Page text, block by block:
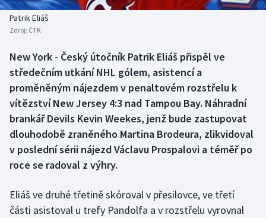
Basketbal
Biatlon
Boby a skeleton
Box
Curling
Dostihy
Futsal
Historické návraty
Aplikace ČT sport
AZ kvíz
Patrik Eliáš
Zdroj: ČTK
New York - Český útočník Patrik Eliáš přispěl ve
středečním utkání NHL gólem, asistencí a
proměněným nájezdem v penaltovém rozstřelu k
vítězství New Jersey 4:3 nad Tampou Bay. Náhradní
brankář Devils Kevin Weekes, jenž bude zastupovat
dlouhodobě zraněného Martina Brodeura, zlikvidoval
v poslední sérii nájezd Václavu Prospalovi a téměř po
roce se radoval z výhry.
Eliáš ve druhé třetině skóroval v přesilovce, ve třetí
části asistoval u trefy Pandolfa a v rozstřelu vyrovnal